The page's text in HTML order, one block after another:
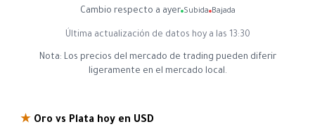
Cambio respecto a ayer Subida Bajada
Última actualización de datos hoy a las 13:30
Nota: Los precios del mercado de trading pueden diferir
ligeramente en el mercado local.
★ Oro vs Plata hoy en USD